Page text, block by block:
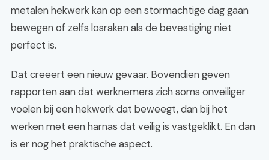
metalen hekwerk kan op een stormachtige dag gaan
bewegen of zelfs losraken als de bevestiging niet
perfect is.
Dat creëert een nieuw gevaar. Bovendien geven
rapporten aan dat werknemers zich soms onveiliger
voelen bij een hekwerk dat beweegt, dan bij het
werken met een harnas dat veilig is vastgeklikt. En dan
is er nog het praktische aspect.